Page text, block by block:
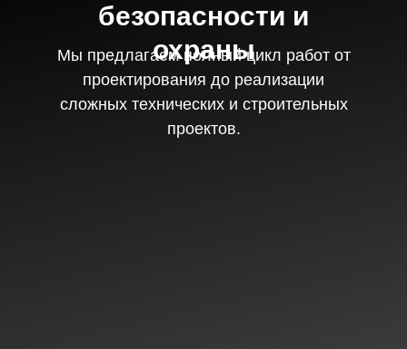
безопасности и
охраны
Мы предлагаем полный цикл работ от
проектирования до реализации
сложных технических и строительных
проектов.